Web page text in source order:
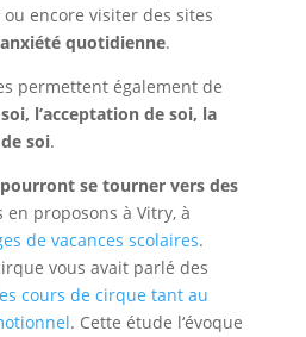
encore visiter des sites
quotidienne.
permettent également de
l’acceptation de soi, la
soi.
se tourner vers des
en proposons à Vitry, à
de vacances scolaires.
vous avait parlé des
cours de cirque tant au
. Cette étude l‘évoque